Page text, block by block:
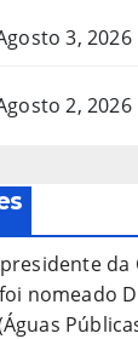
3, 2026
2, 2026
da
nomeado